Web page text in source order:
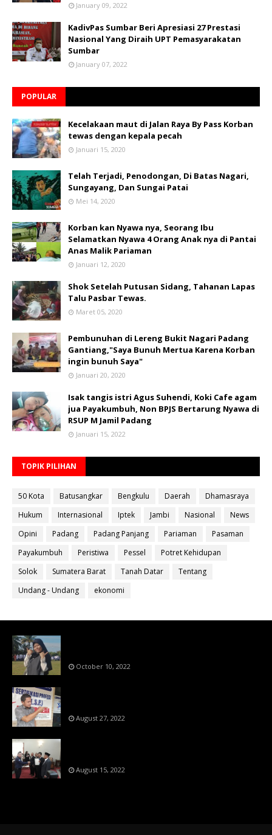
January 09, 2022
KadivPas Sumbar Beri Apresiasi 27 Prestasi
Nasional Yang Diraih UPT Pemasyarakatan
Sumbar
January 07, 2022
POPULAR
Kecelakaan maut di Jalan Raya By Pass Korban
tewas dengan kepala pecah
Januari 15, 2020
Telah Terjadi, Penodongan, Di Batas Nagari,
Sungayang, Dan Sungai Patai
Mei 14, 2020
Korban kan Nyawa nya, Seorang Ibu
Selamatkan Nyawa 4 Orang Anak nya di Pantai
Anas Malik Pariaman
Januari 12, 2020
Shok Setelah Putusan Sidang, Tahanan Lapas
Talu Pasbar Tewas.
Maret 05, 2020
Pembunuhan di Lereng Bukit Nagari Padang
Gantiang,"Saya Bunuh Mertua Karena Korban
ingin bunuh Saya"
Januari 20, 2020
Isak tangis istri Agus Suhendi, Koki Cafe agam
jua Payakumbuh, Non BPJS Bertarung Nyawa di
RSUP M Jamil Padang
Januari 15, 2022
TOPIK PILIHAN
50 Kota Batusangkar Bengkulu Daerah
Dhamasraya
Hukum
Internasional Iptek Jambi Nasional
News
Opini
Padang Padang Panjang Pariaman
Pasaman
Payakumbuh
Peristiwa Pessel
Potret Kehidupan
Solok
Sumatera Barat Tanah Datar
Tentang
Undang - Undang
ekonomi
October 10, 2022
August 27, 2022
August 15, 2022